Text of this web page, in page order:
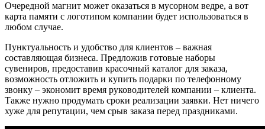
Очередной магнит может оказаться в мусорном ведре, а вот
карта памяти с логотипом компании будет использоваться в
любом случае.
Пунктуальность и удобство для клиентов – важная
составляющая бизнеса. Предложив готовые наборы
сувениров, предоставив красочный каталог для заказа,
возможность отложить и купить подарки по телефонному
звонку – экономит время руководителей компании – клиента.
Также нужно продумать сроки реализации заявки. Нет ничего
хуже для репутации, чем срыв заказа перед праздниками.